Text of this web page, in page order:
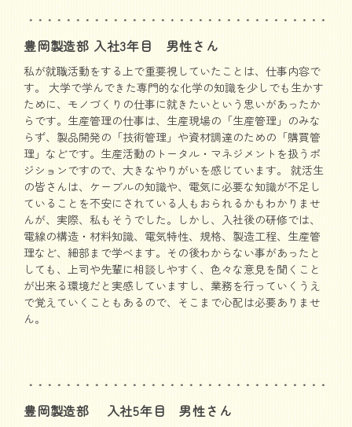
豊岡製造部 入社3年目 男性さん
私が就職活動をする上で重要視していたことは、仕事内容で
す。 大学で学んできた専門的な化学の知識を少しでも生かす
ために、モノづくりの仕事に就きたいという思いがあったか
らです。生産管理の仕事は、生産現場の「生産管理」のみな
らず、製品開発の「技術管理」や資材調達のための「購買管
理」などです。生産活動のトータル・マネジメントを扱うポ
ジションですので、大きなやりがいを感じています。 就活生
の皆さんは、ケーブルの知識や、電気に必要な知識が不足し
ていることを不安にされている人もおられるかもわかりませ
んが、実際、私もそうでした。しかし、入社後の研修では、
電線の構造・材料知識、電気特性、規格、製造工程、生産管
理など、細部まで学べます。その後わからない事があったと
しても、上司や先輩に相談しやすく、色々な意見を聞くこと
が出来る環境だと実感していますし、業務を行っていくうえ
で覚えていくこともあるので、そこまで心配は必要ありませ
ん。
豊岡製造部 入社5年目 男性さん